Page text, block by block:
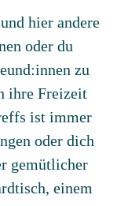
hier andere
oder du
zu
ihre Freizeit
ist immer
oder dich
gemütlicher
einem